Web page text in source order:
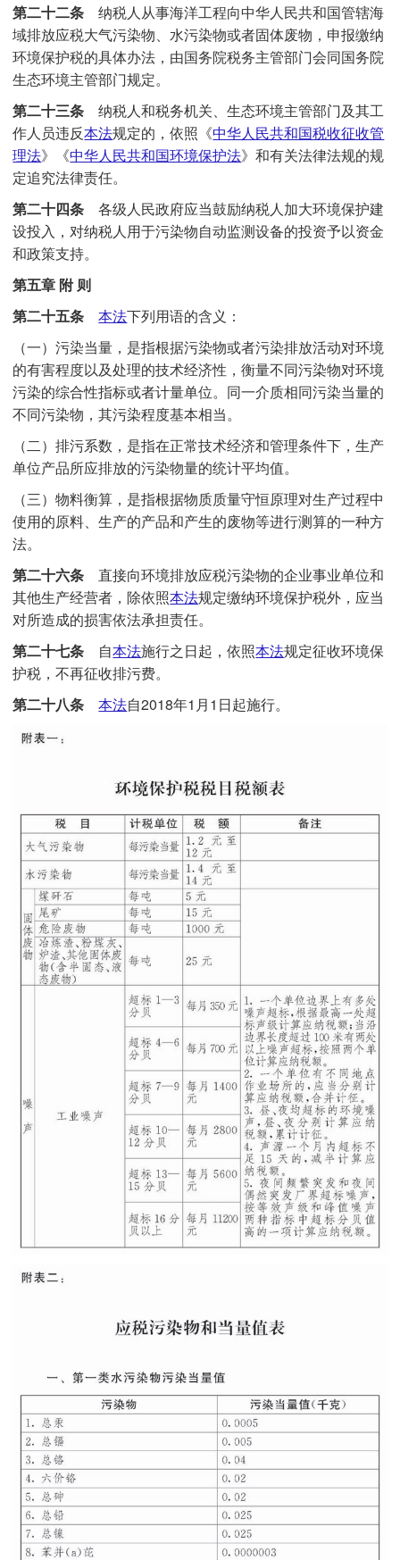
第二十二条纳税人从事海洋工程向中华人民共和国管辖海
域排放应税大气污染物、水污染物或者固体废物，申报缴纳
环境保护税的具体办法，由国务院税务主管部门会同国务院
生态环境主管部门规定。
第二十三条纳税人和税务机关、生态环境主管部门及其工
作人员违反本法规定的，依照《中华人民共和国税收征收管
理法》《中华人民共和国环境保护法》和有关法律法规的规
定追究法律责任。
第二十四条各级人民政府应当鼓励纳税人加大环境保护建
设投入，对纳税人用于污染物自动监测设备的投资予以资金
和政策支持。
第五章 附 则
第二十五条本法下列用语的含义：
（一）污染当量，是指根据污染物或者污染排放活动对环境
的有害程度以及处理的技术经济性，衡量不同污染物对环境
污染的综合性指标或者计量单位。同一介质相同污染当量的
不同污染物，其污染程度基本相当。
（二）排污系数，是指在正常技术经济和管理条件下，生产
单位产品所应排放的污染物量的统计平均值。
（三）物料衡算，是指根据物质质量守恒原理对生产过程中
使用的原料、生产的产品和产生的废物等进行测算的一种方
法。
第二十六条直接向环境排放应税污染物的企业事业单位和
其他生产经营者，除依照本法规定缴纳环境保护税外，应当
对所造成的损害依法承担责任。
第二十七条 自本法施行之日起，依照本法规定征收环境保
护税，不再征收排污费。
第二十八条本法自2018年1月1日起施行。